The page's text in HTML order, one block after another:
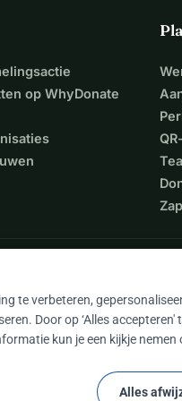
op WhyDonate
reviews
te verbeteren,
Door op ‘Alles
kun je een kijkje nemen
Alles